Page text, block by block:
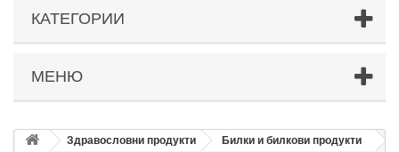
КАТЕГОРИИ
МЕНЮ
Здравословни продукти
Билки и билкови продукти